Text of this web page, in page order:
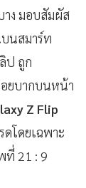
ง มอบสัมผัส
นสมาร์ท
ป ถูก
ยบากบนหน้า
Z Flip
โดยเฉพาะ
ที่ 21 : 9